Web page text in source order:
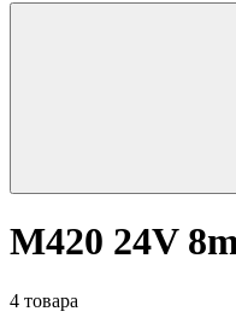
M420 24V
4 товара